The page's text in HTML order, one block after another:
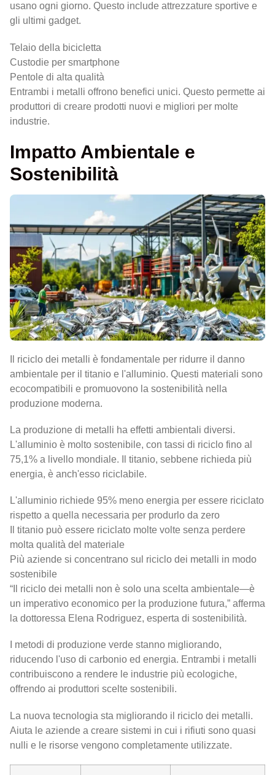
usano ogni giorno. Questo include attrezzature sportive e
gli ultimi gadget.
Telaio della bicicletta
Custodie per smartphone
Pentole di alta qualità
Entrambi i metalli offrono benefici unici. Questo permette ai
produttori di creare prodotti nuovi e migliori per molte
industrie.
Impatto Ambientale e
Sostenibilità
Il riciclo dei metalli è fondamentale per ridurre il danno
ambientale per il titanio e l'alluminio. Questi materiali sono
ecocompatibili e promuovono la sostenibilità nella
produzione moderna.
La produzione di metalli ha effetti ambientali diversi.
L'alluminio è molto sostenibile, con tassi di riciclo fino al
75,1% a livello mondiale. Il titanio, sebbene richieda più
energia, è anch'esso riciclabile.
L'alluminio richiede 95% meno energia per essere riciclato
rispetto a quella necessaria per produrlo da zero
Il titanio può essere riciclato molte volte senza perdere
molta qualità del materiale
Più aziende si concentrano sul riciclo dei metalli in modo
sostenibile
“Il riciclo dei metalli non è solo una scelta ambientale—è
un imperativo economico per la produzione futura,” afferma
la dottoressa Elena Rodriguez, esperta di sostenibilità.
I metodi di produzione verde stanno migliorando,
riducendo l'uso di carbonio ed energia. Entrambi i metalli
contribuiscono a rendere le industrie più ecologiche,
offrendo ai produttori scelte sostenibili.
La nuova tecnologia sta migliorando il riciclo dei metalli.
Aiuta le aziende a creare sistemi in cui i rifiuti sono quasi
nulli e le risorse vengono completamente utilizzate.